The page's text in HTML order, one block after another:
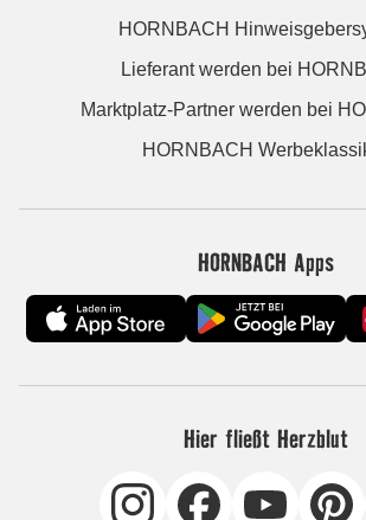
HORNBACH
Lieferant werden bei
Marktplatz-Partner werden bei
HORNBACH
HORNBACH Apps
Hier fließt Herzblut